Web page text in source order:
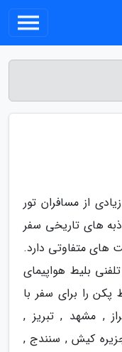
از مسافران تور
های تاریخی سفر
های متفاوتی دارد.
بلیط هواپیمای
پکن را برای سفر با
, مشهد , تبریز ,
جزیره کیش , سنندج ,